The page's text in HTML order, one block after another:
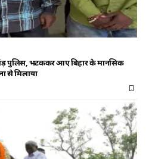
पुलिस, भटककर आए बिहार के मानसिक
से मिलाया